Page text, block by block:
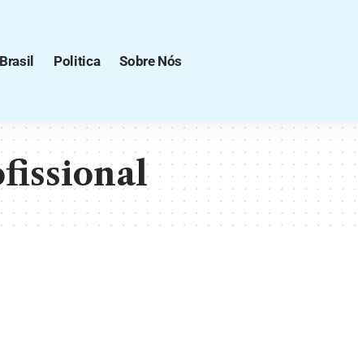
Brasil Politica Sobre Nós